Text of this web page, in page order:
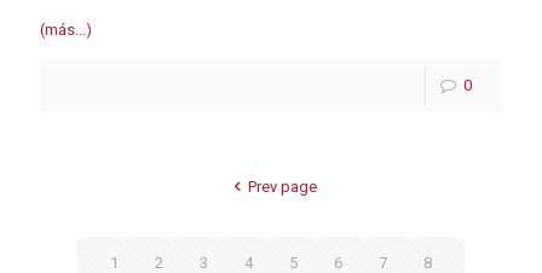
(más…)
0
Prev page
1 2 3 4 5 6 7 8